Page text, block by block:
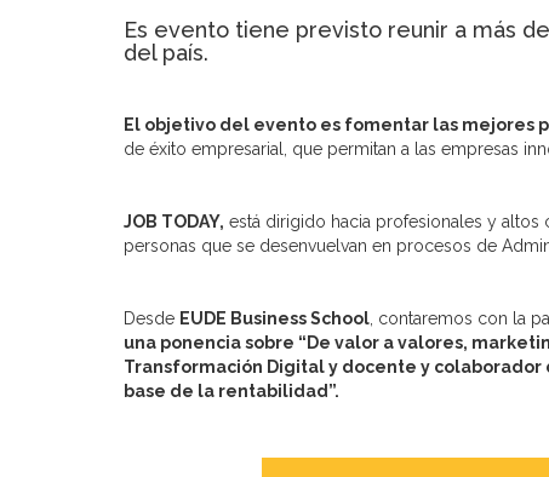
Es evento tiene previsto reunir a más
del país.
El objetivo del evento es fomentar las mejores
de éxito empresarial, que permitan a las empresas
JOB TODAY, está dirigido hacia profesionales y altos
personas que se desenvuelvan en procesos de
Desde EUDE Business School , contaremos con la
una ponencia sobre “De valor a valores,
Transformación Digital y docente y colaborador
base de la rentabilidad”.